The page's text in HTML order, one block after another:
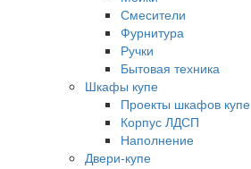
Смесители
Фурнитура
Ручки
Бытовая техника
Шкафы купе
Проекты шкафов купе
Корпус ЛДСП
Наполнение
Двери-купе